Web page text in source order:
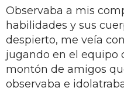
Observaba a mis
habilidades y sus
despierto, me veía
jugando en el equipo
montón de amigos
observaba e